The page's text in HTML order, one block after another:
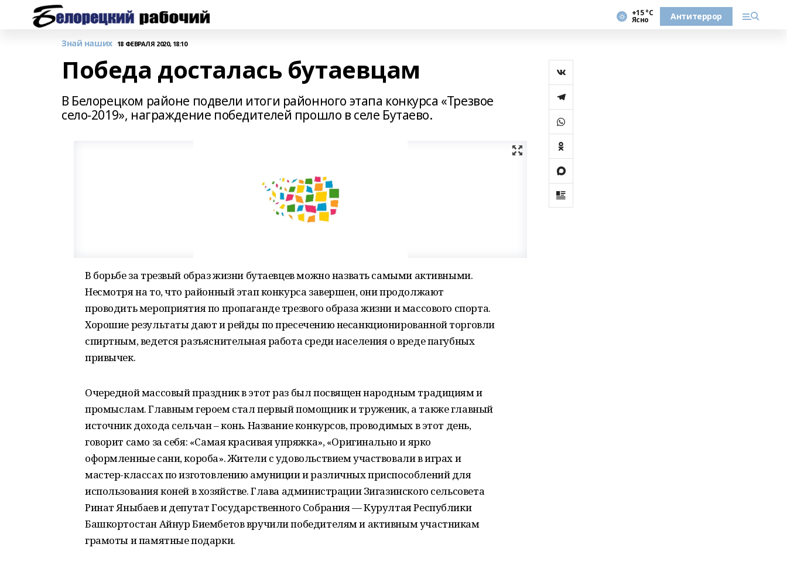
+15 °С
Ясно Антитеррор
Знай наших 18 ФЕВРАЛЯ 2020, 18:10
Победа досталась бутаевцам
В Белорецком районе подвели итоги районного этапа конкурса «Трезвое
село-2019», награждение победителей прошло в селе Бутаево.
В борьбе за трезвый образ жизни бутаевцев можно назвать самыми активными.
Несмотря на то, что районный этап конкурса завершен, они продолжают
проводить мероприятия по пропаганде трезвого образа жизни и массового спорта.
Хорошие результаты дают и рейды по пресечению несанкционированной торговли
спиртным, ведется разъяснительная работа среди населения о вреде пагубных
привычек.
Очередной массовый праздник в этот раз был посвящен народным традициям и
промыслам. Главным героем стал первый помощник и труженик, а также главный
источник дохода сельчан – конь. Название конкурсов, проводимых в этот день,
говорит само за себя: «Самая красивая упряжка», «Оригинально и ярко
оформленные сани, короба». Жители с удовольствием участвовали в играх и
мастер-классах по изготовлению амуниции и различных приспособлений для
использования коней в хозяйстве. Глава администрации Зигазинского сельсовета
Ринат Яныбаев и депутат Государственного Собрания — Курултая Республики
Башкортостан Айнур Биембетов вручили победителям и активным участникам
грамоты и памятные подарки.